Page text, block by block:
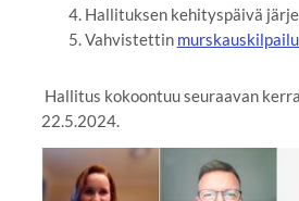
Hallituksen kehityspäivä
Vahvistettin
Hallitus kokoontuu seuraavan
22.5.2024.